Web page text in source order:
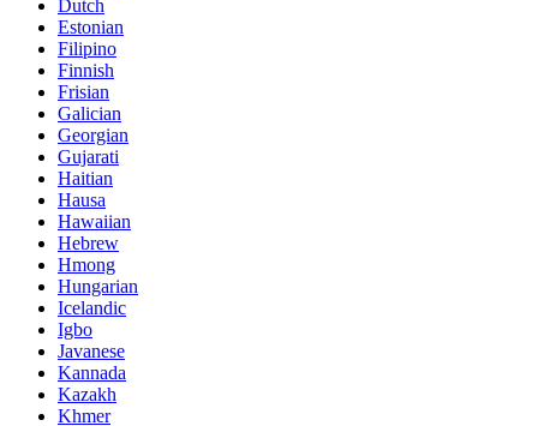
Dutch
Estonian
Filipino
Finnish
Frisian
Galician
Georgian
Gujarati
Haitian
Hausa
Hawaiian
Hebrew
Hmong
Hungarian
Icelandic
Igbo
Javanese
Kannada
Kazakh
Khmer